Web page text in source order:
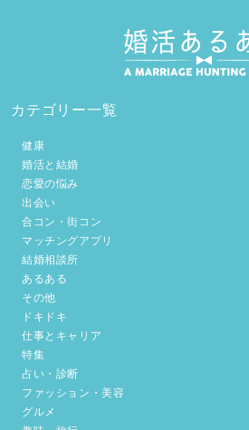
カテゴリー一覧
健康
婚活と結婚
恋愛の悩み
出会い
合コン・街コン
マッチングアプリ
結婚相談所
あるある
その他
ドキドキ
仕事とキャリア
特集
占い・診断
ファッション・美容
グルメ